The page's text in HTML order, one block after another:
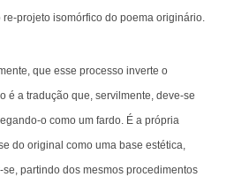
projeto isomórfico do poema originário.
que esse processo inverte o
é a tradução que, servilmente, deve-se
o como um fardo. É a própria
do original como uma base estética,
partindo dos mesmos procedimentos